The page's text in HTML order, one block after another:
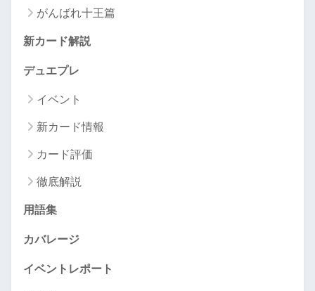
がんばれ十王篇
新カード解説
デュエプレ
イベント
新カード情報
カード評価
徹底解説
用語集
カバレージ
イベントレポート